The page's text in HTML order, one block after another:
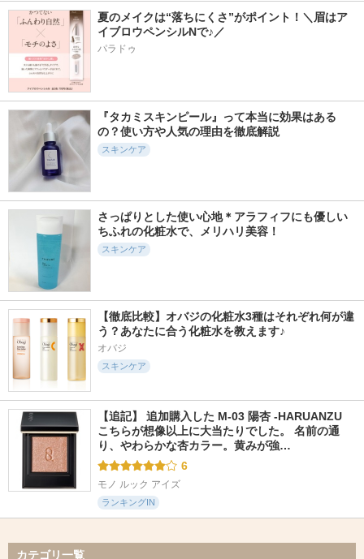
夏のメイクは“落ちにくさ”がポイント！＼眉はア
イブロウペンシルNで♪／
パラドゥ
『タカミスキンピール』って本当に効果はある
の？使い方や人気の理由を徹底解説
スキンケア
さっぱりとした使い心地＊アラフィフにも優しい
ちふれの化粧水で、メリハリ美容！
スキンケア
【徹底比較】オバジの化粧水3種はそれぞれ何が違
う？あなたに合う化粧水を教えます♪
オバジ
スキンケア
【追記】 追加購入した M-03 陽杏 -HARUANZU
こちらが想像以上に大当たりでした。 名前の通
り、やわらかな杏カラー。黄みが強…
6
モノ ルック アイズ
ランキングIN
カテゴリ一覧